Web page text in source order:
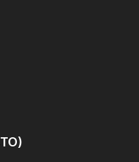
воздействиям.
EQ 120*400*54 с р/ж и